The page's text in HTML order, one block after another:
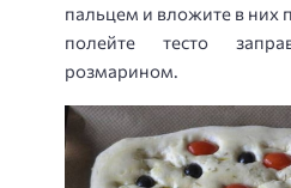
пальцем и вложите в
полейте тесто
розмарином.